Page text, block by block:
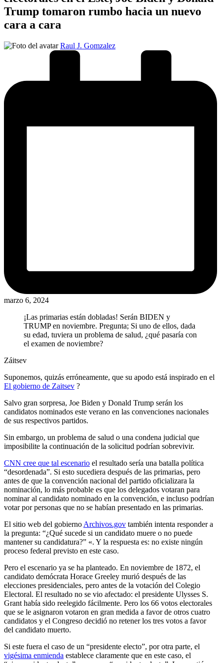
Trump tomaron rumbo hacia un nuevo
cara a cara
Publicado
Raul J. Gomzalez
marzo 6, 2024
¡Las primarias están dobladas! Serán BIDEN y
TRUMP en noviembre. Pregunta; Si uno de ellos, dada
su edad, tuviera un problema de salud, ¿qué pasaría con
el examen de noviembre?
Záitsev
Suponemos, quizás erróneamente, que su apodo está inspirado en el
El gobierno de Zaitsev ?
Salvo gran sorpresa, Joe Biden y Donald Trump serán los
candidatos nominados este verano en las convenciones nacionales
de sus respectivos partidos.
Sin embargo, un problema de salud o una condena judicial que
imposibilite la continuación de la solicitud podrían sobrevivir.
CNN cree que tal escenario el resultado sería una batalla política
“desordenada”. Si esto sucediera después de las primarias, pero
antes de que la convención nacional del partido oficializara la
nominación, lo más probable es que los delegados votaran para
nominar al candidato nominado en la convención, e incluso podrían
votar por personas que no se habían presentado en las primarias.
El sitio web del gobierno Archivos.gov también intenta responder a
la pregunta: “¿Qué sucede si un candidato muere o no puede
mantener su candidatura?” «. Y la respuesta es: no existe ningún
proceso federal previsto en este caso.
Pero el escenario ya se ha planteado. En noviembre de 1872, el
candidato demócrata Horace Greeley murió después de las
elecciones presidenciales, pero antes de la votación del Colegio
Electoral. El resultado no se vio afectado: el presidente Ulysses S.
Grant había sido reelegido fácilmente. Pero los 66 votos electorales
que se le asignaron votaron en gran medida a favor de otros cuatro
candidatos y el Congreso decidió no retener los tres votos a favor
del candidato muerto.
Si este fuera el caso de un “presidente electo”, por otra parte, el
vigésima enmienda establece claramente que en este caso, el